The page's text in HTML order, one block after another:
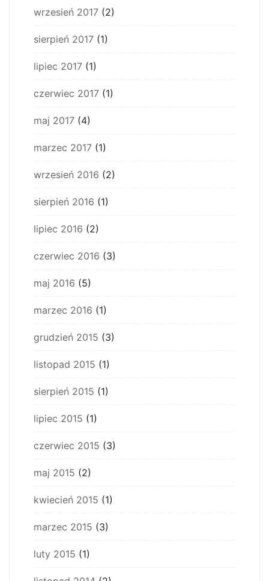
wrzesień 2017 (2)
sierpień 2017 (1)
lipiec 2017 (1)
czerwiec 2017 (1)
maj 2017 (4)
marzec 2017 (1)
wrzesień 2016 (2)
sierpień 2016 (1)
lipiec 2016 (2)
czerwiec 2016 (3)
maj 2016 (5)
marzec 2016 (1)
grudzień 2015 (3)
listopad 2015 (1)
sierpień 2015 (1)
lipiec 2015 (1)
czerwiec 2015 (3)
maj 2015 (2)
kwiecień 2015 (1)
marzec 2015 (3)
luty 2015 (1)